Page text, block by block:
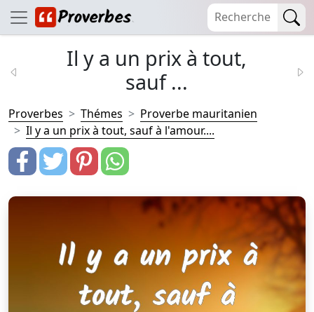
Il y a un prix à tout,
sauf ...
Proverbes Thémes
Proverbe mauritanien
Il y a un prix à tout, sauf à l'amour....